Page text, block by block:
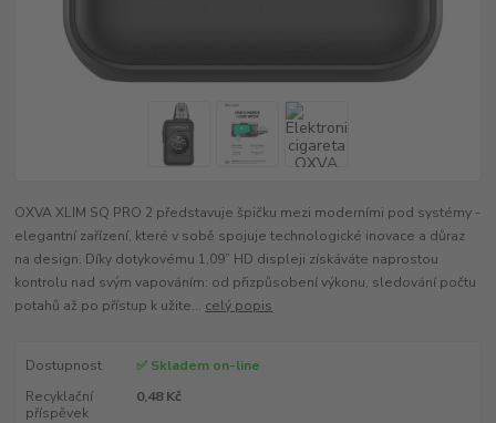
OXVA XLIM SQ PRO 2 představuje špičku mezi moderními pod systémy -
elegantní zařízení, které v sobě spojuje technologické inovace a důraz
na design. Díky dotykovému 1,09” HD displeji získáváte naprostou
kontrolu nad svým vapováním: od přizpůsobení výkonu, sledování počtu
potahů až po přístup k užite... celý popis
Dostupnost
✅ Skladem on-line
Recyklační
příspěvek
0,48 Kč